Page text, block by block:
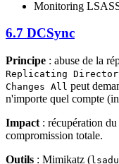
Monitoring
6.7 DCSync
Principe : abuse de la
Replicating
Changes All peut
n'importe quel compte
Impact : récupération du
compromission totale.
Outils : Mimikatz (